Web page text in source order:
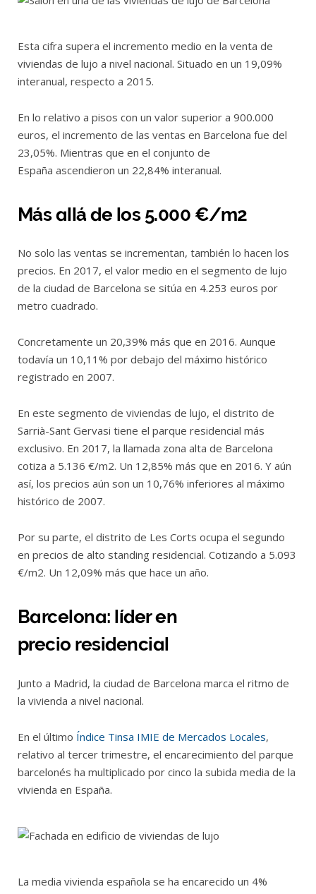
Esta cifra supera el incremento medio en la venta de
viviendas de lujo a nivel nacional. Situado en un 19,09%
interanual, respecto a 2015.
En lo relativo a pisos con un valor superior a 900.000
euros, el incremento de las ventas en Barcelona fue del
23,05%. Mientras que en el conjunto de
España ascendieron un 22,84% interanual.
Más allá de los 5.000 €/m2
No solo las ventas se incrementan, también lo hacen los
precios. En 2017, el valor medio en el segmento de lujo
de la ciudad de Barcelona se sitúa en 4.253 euros por
metro cuadrado.
Concretamente un 20,39% más que en 2016. Aunque
todavía un 10,11% por debajo del máximo histórico
registrado en 2007.
En este segmento de viviendas de lujo, el distrito de
Sarrià-Sant Gervasi tiene el parque residencial más
exclusivo. En 2017, la llamada zona alta de Barcelona
cotiza a 5.136 €/m2. Un 12,85% más que en 2016. Y aún
así, los precios aún son un 10,76% inferiores al máximo
histórico de 2007.
Por su parte, el distrito de Les Corts ocupa el segundo
en precios de alto standing residencial. Cotizando a 5.093
€/m2. Un 12,09% más que hace un año.
Barcelona: líder en
precio residencial
Junto a Madrid, la ciudad de Barcelona marca el ritmo de
la vivienda a nivel nacional.
En el último Índice Tinsa IMIE de Mercados Locales,
relativo al tercer trimestre, el encarecimiento del parque
barcelonés ha multiplicado por cinco la subida media de la
vivienda en España.
La media vivienda española se ha encarecido un 4%